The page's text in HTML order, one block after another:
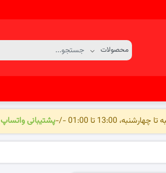
13:00 تا 01:00 -/- پشتیبانی واتساپ